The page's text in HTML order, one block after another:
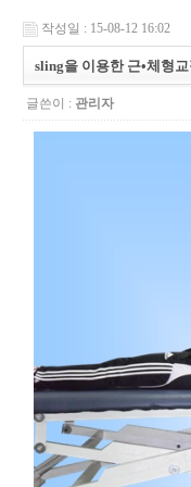
작성일 : 15-08-12 16:02
sling을 이용한 근•체형
글쓴이 : 관리자